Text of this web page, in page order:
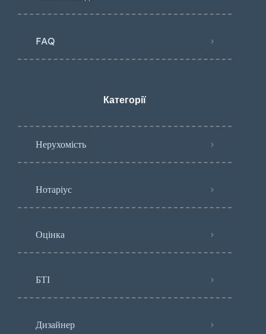
FAQ
Категорії
Нерухомість
Нотаріус
Оцінка
БТІ
Дизайнер